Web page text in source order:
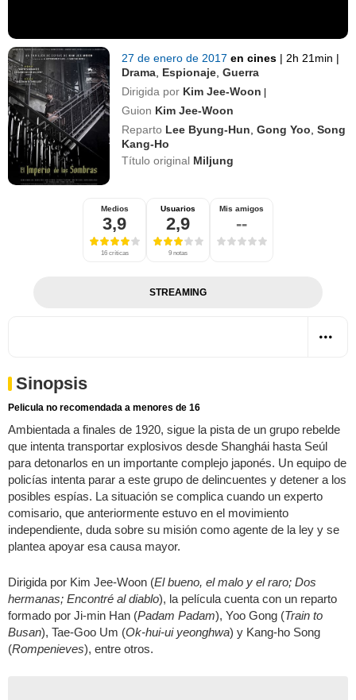
27 de enero de 2017en cines | 2h 21min |
Drama Espionaje ,Guerra
Dirigida por Kim Jee-Woon |
Guion Kim Jee-Woon
Reparto Lee Byung-Hun ,Gong Yoo ,Song
Kang-Ho
Título original Miljung
Medios
3,9
16 críticas
Usuarios
2,9
9 notas
Mis amigos
--
STREAMING
Sinopsis
Pelicula no recomendada a menores de 16
Ambientada a finales de 1920, sigue la pista de un grupo rebelde
que intenta transportar explosivos desde Shanghái hasta Seúl
para detonarlos en un importante complejo japonés. Un equipo de
policías intenta parar a este grupo de delincuentes y detener a los
posibles espías. La situación se complica cuando un experto
comisario, que anteriormente estuvo en el movimiento
independiente, duda sobre su misión como agente de la ley y se
plantea apoyar esa causa mayor.
Dirigida por Kim Jee-Woon (El bueno, el malo y el raro; Dos
hermanas; Encontré al diablo), la película cuenta con un reparto
formado por Ji-min Han (Padam Padam), Yoo Gong (Train to
Busan), Tae-Goo Um (Ok-hui-ui yeonghwa) y Kang-ho Song
(Rompenieves), entre otros.